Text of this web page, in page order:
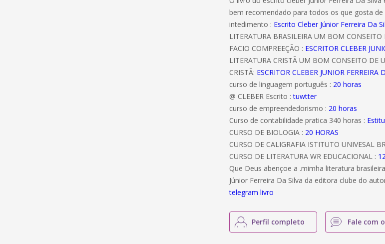
bem recomendado para todos os que gosta
intedimento : Escrito Cleber Júnior Ferreira Da
LITERATURA BRASILEIRA UM BOM
FACIO COMPREEÇÃO : ESCRITOR CLEBER
LITERATURA CRISTÃ UM BOM CONSEITO DE
CRISTÃ: ESCRITOR CLEBER JUNIOR FERREIRA
curso de linguagem português : 20 horas
@ CLEBER Escrito :tuwtter
curso de empreendedorismo : 20 horas
Curso de contabilidade pratica 340 horas :
CURSO DE BIOLOGIA : 20 HORAS
CURSO DE CALIGRAFIA ISTITUTO UNIVESAL
CURSO DE LITERATURA WR EDUCACIONAL :
Que Deus abençoe a .mimha literatura
Júnior Ferreira Da Silva da editora clube do
telegram livro
Perfil completo Fale com